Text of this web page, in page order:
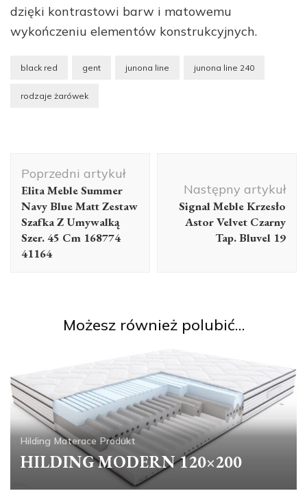
dzięki kontrastowi barw i matowemu
wykończeniu elementów konstrukcyjnych.
black red gent junona line junona line 240
rodzaje żarówek
wpisu
Poprzedni artykuł
Elita Meble Summer
Navy Blue Matt Zestaw
Szafka Z Umywalką
Szer. 45 Cm 168774
41164
Następny artykuł
Signal Meble Krzesło
Astor Velvet Czarny
Tap. Bluvel 19
Możesz również polubić…
Hilding Materace Produkt
HILDING MODERN 120×200